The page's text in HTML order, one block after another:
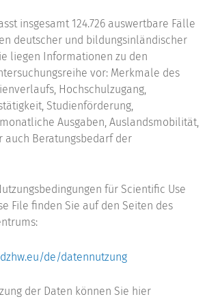
insgesamt 124.726 auswertbare Fälle
deutscher und bildungsinländischer
liegen Informationen zu den
vor: Merkmale des
Hochschulzugang,
Studienförderung,
Ausgaben, Auslandsmobilität,
auch Beratungsbedarf der
für Scientific Use
File finden Sie auf den Seiten des
de/datennutzung
der Daten können Sie hier